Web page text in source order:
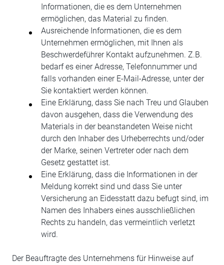
Informationen, die es dem Unternehmen
ermöglichen, das Material zu finden.
Ausreichende Informationen, die es dem
Unternehmen ermöglichen, mit Ihnen als
Beschwerdeführer Kontakt aufzunehmen. Z.B.
bedarf es einer Adresse, Telefonnummer und
falls vorhanden einer E-Mail-Adresse, unter der
Sie kontaktiert werden können.
Eine Erklärung, dass Sie nach Treu und Glauben
davon ausgehen, dass die Verwendung des
Materials in der beanstandeten Weise nicht
durch den Inhaber des Urheberrechts und/oder
der Marke, seinen Vertreter oder nach dem
Gesetz gestattet ist.
Eine Erklärung, dass die Informationen in der
Meldung korrekt sind und dass Sie unter
Versicherung an Eidesstatt dazu befugt sind, im
Namen des Inhabers eines ausschließlichen
Rechts zu handeln, das vermeintlich verletzt
wird.
Der Beauftragte des Unternehmens für Hinweise auf